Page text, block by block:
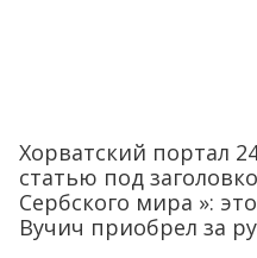
Хорватский портал
статью под
Сербского мира »:
Вучич приобрел за